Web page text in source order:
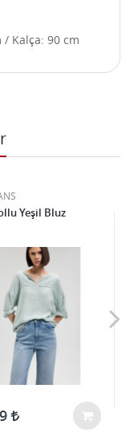
/ Kalça: 90 cm
Yeşil Bluz